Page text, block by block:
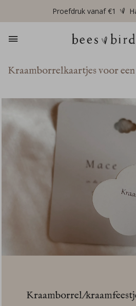
Proefdruk vanaf €1
Kraamborrelkaartjes voor
Kraamborrel/